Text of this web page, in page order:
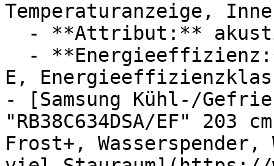
Temperaturanzeige,
E,
- [Samsung Kühl-/
"RB38C634DSA/EF" 203
Frost+,